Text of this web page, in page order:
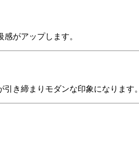
がアップします。
き締まりモダンな印象になります。